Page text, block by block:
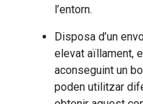
l’entorn.
Disposa d’un
elevat aïllament,
aconseguint un
poden utilitzar